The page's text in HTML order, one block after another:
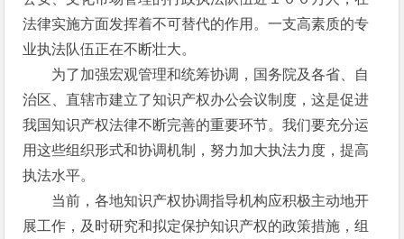
法律实施方面发挥着不可替代的作用。一支高素质的专
业执法队伍正在不断壮大。
为了加强宏观管理和统筹协调，国务院及各省、自
治区、直辖市建立了知识产权办公会议制度，这是促进
我国知识产权法律不断完善的重要环节。我们要充分运
用这些组织形式和协调机制，努力加大执法力度，提高
执法水平。
当前，各地知识产权协调指导机构应积极主动地开
展工作，及时研究和拟定保护知识产权的政策措施，组